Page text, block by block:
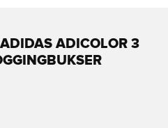
ADICOLOR 3